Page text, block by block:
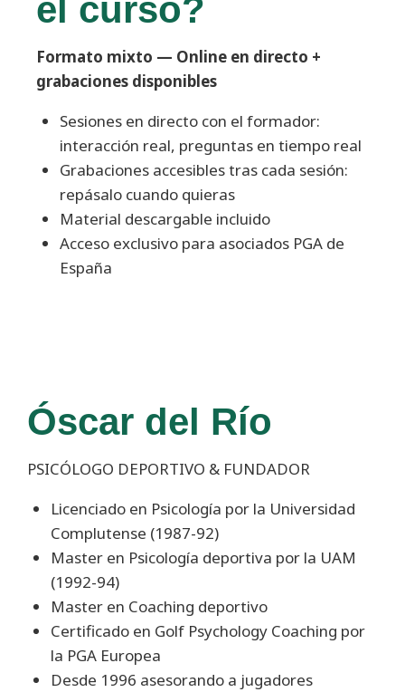
el curso?
Formato mixto — Online en directo +
grabaciones disponibles
Sesiones en directo con el formador:
interacción real, preguntas en tiempo real
Grabaciones accesibles tras cada sesión:
repásalo cuando quieras
Material descargable incluido
Acceso exclusivo para asociados PGA de
España
Óscar del Río
PSICÓLOGO DEPORTIVO & FUNDADOR
Licenciado en Psicología por la Universidad
Complutense (1987-92)
Master en Psicología deportiva por la UAM
(1992-94)
Master en Coaching deportivo
Certificado en Golf Psychology Coaching por
la PGA Europea
Desde 1996 asesorando a jugadores